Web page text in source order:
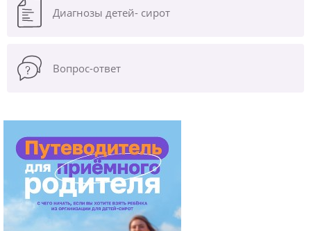
Диагнозы детей- сирот
Вопрос-ответ